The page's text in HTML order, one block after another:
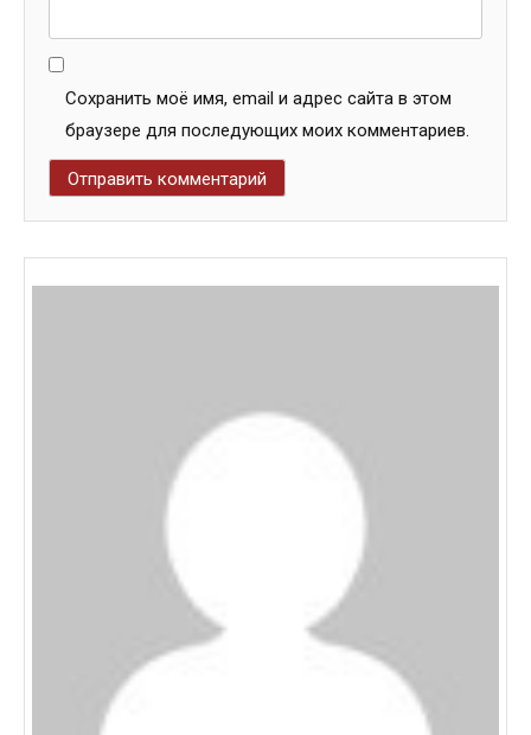
Сохранить моё имя, email и адрес сайта в этом
браузере для последующих моих комментариев.